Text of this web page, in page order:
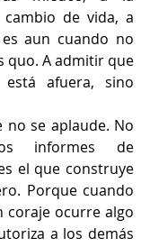
de vida, a
aun cuando no
quo. A admitir que
afuera, sino
no se aplaude. No
informes de
el que construye
Porque cuando
coraje ocurre algo
a los demás